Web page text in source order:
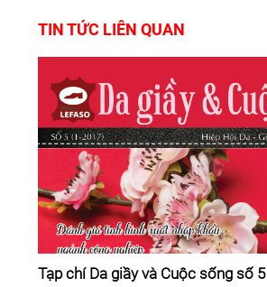
TIN TỨC LIÊN QUAN
Tạp chí Da giầy và Cuộc sống số 5